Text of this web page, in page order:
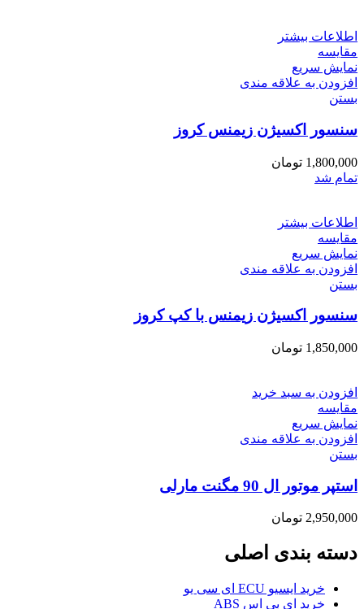
اطلاعات بیشتر
مقایسه
نمایش سریع
افزودن به علاقه مندی
بستن
سنسور اکسیژن زیمنس کروز
1,800,000 تومان
تمام شد
اطلاعات بیشتر
مقایسه
نمایش سریع
افزودن به علاقه مندی
بستن
سنسور اکسیژن زیمنس با کپ کروز
1,850,000 تومان
افزودن به سبد خرید
مقایسه
نمایش سریع
افزودن به علاقه مندی
بستن
استپر موتور ال 90 مگنت مارلی
2,950,000 تومان
دسته بندی اصلی
خرید ایسیو ECU ای سی یو
خرید ای بی اس ABS